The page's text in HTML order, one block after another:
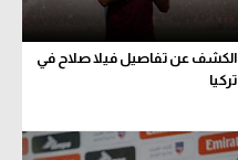
الكشف عن تفاصيل فيلا صلاح في
تركيا